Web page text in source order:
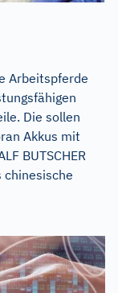
Arbeitspferde
Die sollen
Akkus mit
BUTSCHER
chinesische